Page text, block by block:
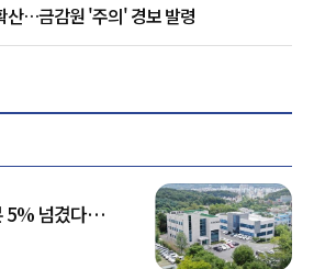
산…금감원 '주의' 경보 발령
5% 넘겼다…